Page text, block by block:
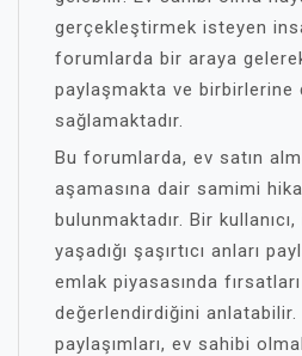
gerçekleştirmek isteyen
forumlarda bir araya
paylaşmakta ve birbirlerine
sağlamaktadır.
Bu forumlarda, ev satın
aşamasına dair samimi
bulunmaktadır. Bir
yaşadığı şaşırtıcı anları
emlak piyasasında fırsatları
değerlendirdiğini
paylaşımları, ev sahibi